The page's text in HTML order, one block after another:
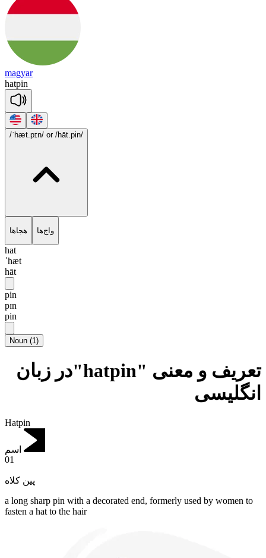
magyar
hatpin
/ˈhæt.pɪn/ or /hāt.pin/
هجاها واج‌ها
hat
ˈhæt
hāt
pin
pɪn
pin
Noun (1)
تعریف و معنی "hatpin"در زبان
انگلیسی
Hatpin
اسم
01
پین کلاه
a long sharp pin with a decorated end, formerly used by women to
fasten a hat to the hair